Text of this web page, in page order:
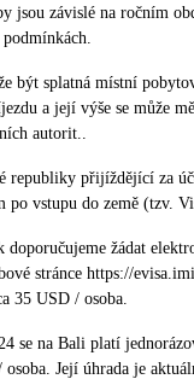
jsou závislé na ročním
být splatná místní
a její výše se může
autorit..
republiky přijíždějící za
po vstupu do země (tzv.
doporučujeme žádat
stránce https://
35 USD / osoba.
se na Bali platí
osoba. Její úhrada je